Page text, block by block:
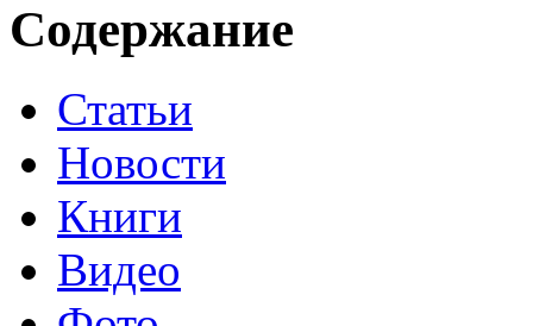
Содержание
Статьи
Новости
Книги
Видео